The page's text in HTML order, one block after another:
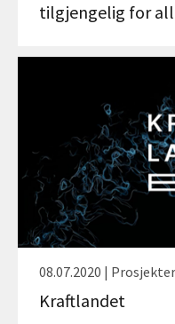
tilgjengelig for
08.07.2020 | Prosjekter
Kraftlandet